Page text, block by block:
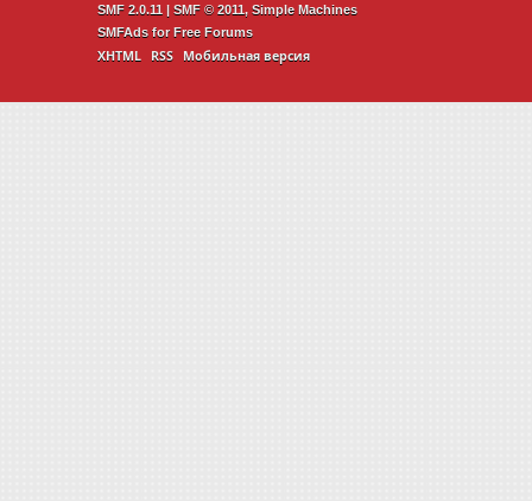
SMF 2.0.11 | SMF © 2011, Simple Machines
SMFAds for Free Forums
XHTML RSS Мобильная версия